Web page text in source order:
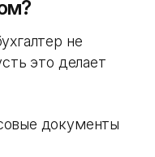
не
это делает
документы